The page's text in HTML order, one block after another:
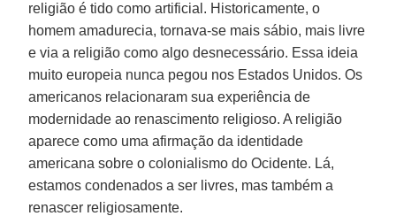
religião é tido como artificial. Historicamente, o
homem amadurecia, tornava-se mais sábio, mais livre
e via a religião como algo desnecessário. Essa ideia
muito europeia nunca pegou nos Estados Unidos. Os
americanos relacionaram sua experiência de
modernidade ao renascimento religioso. A religião
aparece como uma afirmação da identidade
americana sobre o colonialismo do Ocidente. Lá,
estamos condenados a ser livres, mas também a
renascer religiosamente.